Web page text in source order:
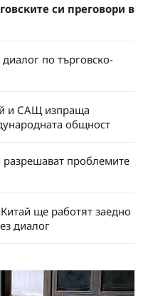
си преговори в
по търговско-
и САЩ изпраща
общност
проблемите
ще работят заедно
диалог